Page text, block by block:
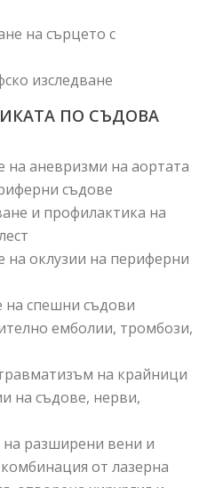
на сърцето с
изследване
ПО СЪДОВА
на аневризми на аортата
съдове
и профилактика на
на оклузии на периферни
на спешни съдови
емболии, тромбози,
на крайници
на съдове, нерви,
на разширени вени и
от лазерна